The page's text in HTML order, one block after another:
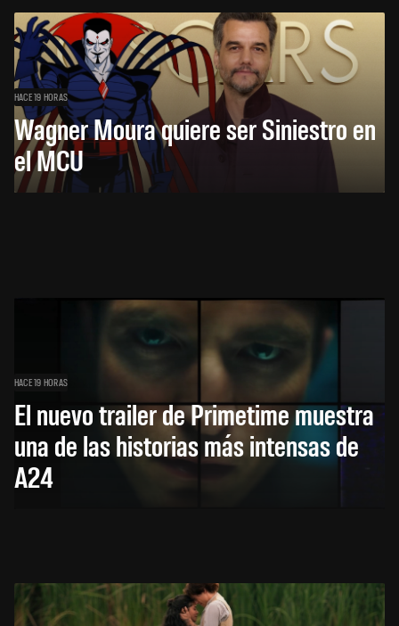
HACE 19 HORAS
Wagner Moura quiere ser Siniestro en
el MCU
HACE 19 HORAS
El nuevo trailer de Primetime muestra
una de las historias más intensas de
A24